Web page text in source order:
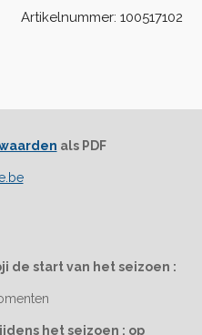
Artikelnummer: 100517102
als PDF
de start van het seizoen :
het seizoen : op